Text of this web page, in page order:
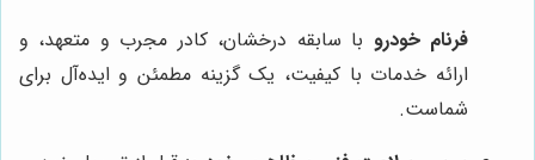
فرنام خودرو با سابقه درخشان، کادر مجرب و متعهد، و
ارائه خدمات با کیفیت، یک گزینه مطمئن و ایده‌آل برای
شماست.